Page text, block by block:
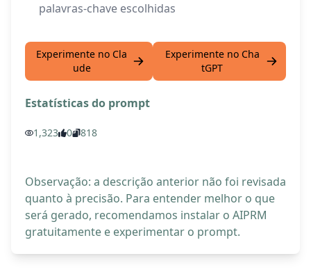
palavras-chave escolhidas
Experimente no Cla
ude
Experimente no Cha
tGPT
Estatísticas do prompt
1,323 0 818
Observação: a descrição anterior não foi revisada
quanto à precisão. Para entender melhor o que
será gerado, recomendamos instalar o AIPRM
gratuitamente e experimentar o prompt.